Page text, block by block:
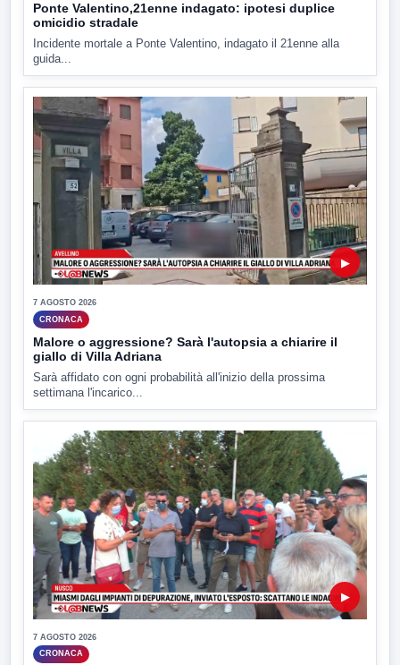
Ponte Valentino,21enne indagato: ipotesi duplice
omicidio stradale
Incidente mortale a Ponte Valentino, indagato il 21enne alla
guida...
▶
7 AGOSTO 2026
CRONACA
Malore o aggressione? Sarà l'autopsia a chiarire il
giallo di Villa Adriana
Sarà affidato con ogni probabilità all'inizio della prossima
settimana l'incarico...
▶
7 AGOSTO 2026
CRONACA